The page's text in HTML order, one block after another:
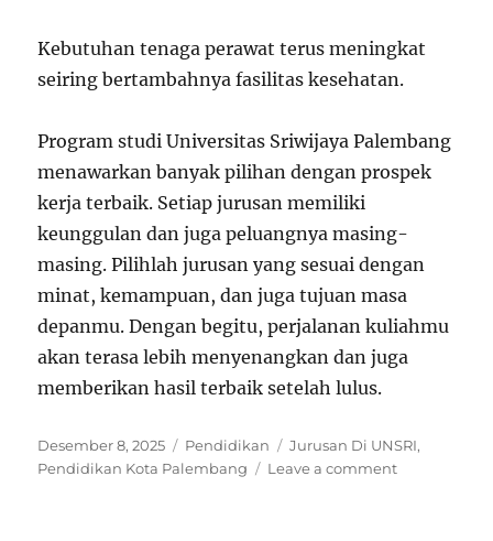
Kebutuhan tenaga perawat terus meningkat
seiring bertambahnya fasilitas kesehatan.
Program studi Universitas Sriwijaya Palembang
menawarkan banyak pilihan dengan prospek
kerja terbaik. Setiap jurusan memiliki
keunggulan dan juga peluangnya masing-
masing. Pilihlah jurusan yang sesuai dengan
minat, kemampuan, dan juga tujuan masa
depanmu. Dengan begitu, perjalanan kuliahmu
akan terasa lebih menyenangkan dan juga
memberikan hasil terbaik setelah lulus.
Posted
on
Desember 8, 2025 Categories
Pendidikan Tags
Jurusan Di UNSRI,
Pendidikan Kota Palembang
Leave a commenton